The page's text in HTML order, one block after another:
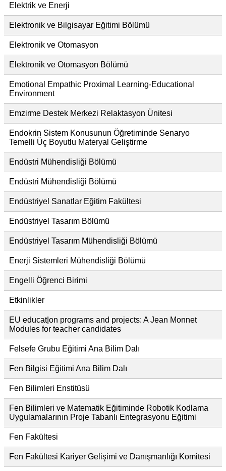
Elektrik ve Enerji
Elektronik ve Bilgisayar Eğitimi Bölümü
Elektronik ve Otomasyon
Elektronik ve Otomasyon Bölümü
Emotional Empathic Proximal Learning-Educational
Environment
Emzirme Destek Merkezi Relaktasyon Ünitesi
Endokrin Sistem Konusunun Öğretiminde Senaryo
Temelli Üç Boyutlu Materyal Geliştirme
Endüstri Mühendisliği Bölümü
Endüstri Mühendisliği Bölümü
Endüstriyel Sanatlar Eğitim Fakültesi
Endüstriyel Tasarım Bölümü
Endüstriyel Tasarım Mühendisliği Bölümü
Enerji Sistemleri Mühendisliği Bölümü
Engelli Öğrenci Birimi
Etkinlikler
EU educat|on programs and projects: A Jean Monnet
Modules for teacher candidates
Felsefe Grubu Eğitimi Ana Bilim Dalı
Fen Bilgisi Eğitimi Ana Bilim Dalı
Fen Bilimleri Enstitüsü
Fen Bilimleri ve Matematik Eğitiminde Robotik Kodlama
Uygulamalarının Proje Tabanlı Entegrasyonu Eğitimi
Fen Fakültesi
Fen Fakültesi Kariyer Gelişimi ve Danışmanlığı Komitesi